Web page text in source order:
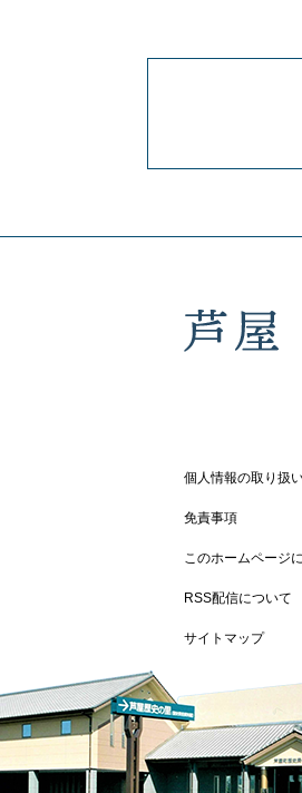
個人情報の取り扱
免責事項
このホームページ
RSS配信について
サイトマップ